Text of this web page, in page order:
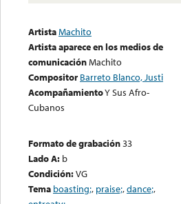
ArtistaMachito
Artista aparece en los medios de
comunicaciónMachito
Compositor Barreto Blanco, Justi
AcompañamientoY Sus Afro-
Cubanos
Formato de grabación33
Lado A: b
Condición:VG
Tema boasting;, praise;,dance;,